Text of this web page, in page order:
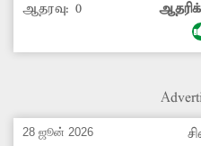
பராமரிக்கப்படாமல்
பொதுமக்கள் அமர
சரிவர கிடையாது.
வருகிறார்கள். எனவே
ஆதரவு: 0
28 ஜூன் 2026